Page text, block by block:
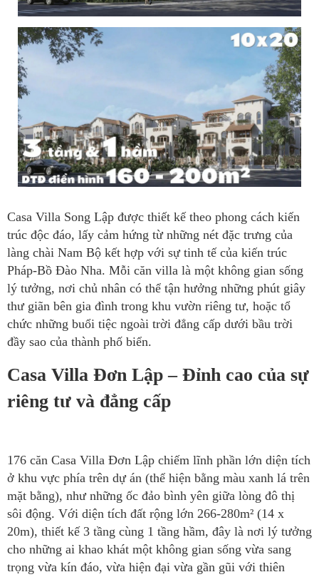
Casa Villa Song Lập được thiết kế theo phong cách kiến
trúc độc đáo, lấy cảm hứng từ những nét đặc trưng của
làng chài Nam Bộ kết hợp với sự tinh tế của kiến trúc
Pháp-Bồ Đào Nha. Mỗi căn villa là một không gian sống
lý tưởng, nơi chủ nhân có thể tận hưởng những phút giây
thư giãn bên gia đình trong khu vườn riêng tư, hoặc tổ
chức những buổi tiệc ngoài trời đẳng cấp dưới bầu trời
đầy sao của thành phố biển.
Casa Villa Đơn Lập – Đỉnh cao của sự
riêng tư và đẳng cấp
176 căn Casa Villa Đơn Lập chiếm lĩnh phần lớn diện tích
ở khu vực phía trên dự án (thể hiện bằng màu xanh lá trên
mặt bằng), như những ốc đảo bình yên giữa lòng đô thị
sôi động. Với diện tích đất rộng lớn 266-280m² (14 x
20m), thiết kế 3 tầng cùng 1 tầng hầm, đây là nơi lý tưởng
cho những ai khao khát một không gian sống vừa sang
trọng vừa kín đáo, vừa hiện đại vừa gần gũi với thiên